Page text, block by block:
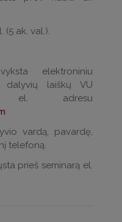
(5 ak. val.).
elektroniniu
dalyvių laiškų VU
el. adresu
vardą, pavardę,
telefoną.
prieš seminarą el.